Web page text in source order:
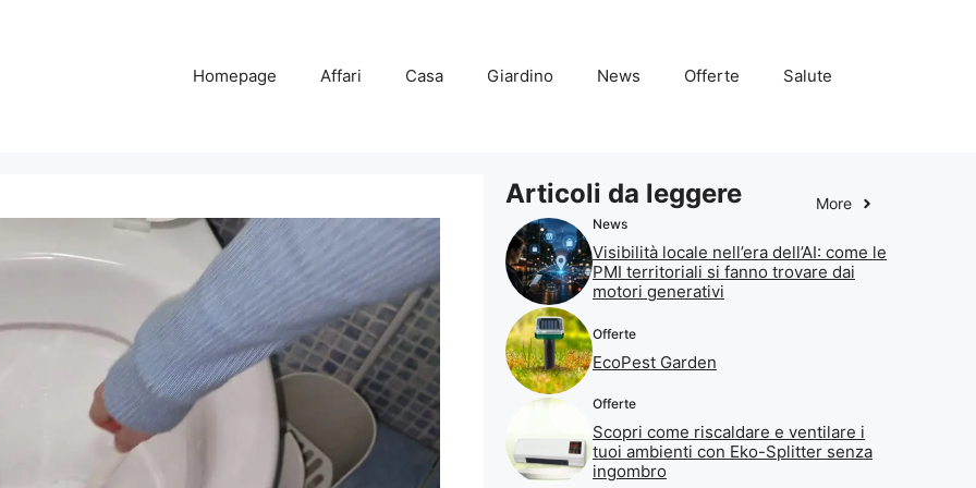
Homepage Affari Casa Giardino News Offerte Salute
Articoli da leggere More
News
Visibilità locale nell’era dell’AI: come le
PMI territoriali si fanno trovare dai
motori generativi
Offerte
EcoPest Garden
Offerte
Scopri come riscaldare e ventilare i
tuoi ambienti con Eko-Splitter senza
ingombro